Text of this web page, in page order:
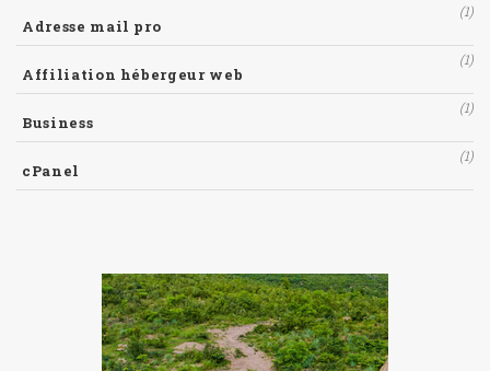
(1)
Adresse mail pro
(1)
Affiliation hébergeur web
(1)
Business
(1)
cPanel